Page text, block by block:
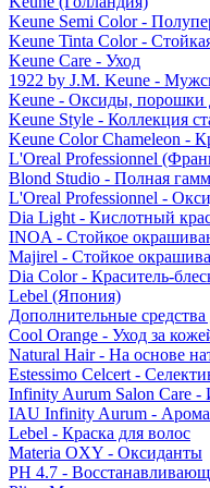
Keune Semi Color -
Keune Tinta Color -
Keune Care - Уход
1922 by J.M. Keune -
Keune - Оксиды, порошки
Keune Style - Коллекция
Keune Color Chameleon -
L'Oreal Professionnel
Blond Studio - Полная
L'Oreal Professionnel -
Dia Light - Кислотный
INOA - Стойкое
Majirel - Стойкое
Dia Color - Краситель-
Lebel (Япония)
Дополнительные
Cool Orange - Уход за
Natural Hair - На основе
Estessimo Celcert -
Infinity Aurum Salon Care -
IAU Infinity Aurum -
Lebel - Краска для волос
Materia OXY - Оксиданты
PH 4.7 -